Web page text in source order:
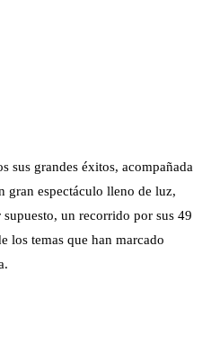
sus grandes éxitos, acompañada
gran espectáculo lleno de luz,
un recorrido por sus 49
los temas que han marcado